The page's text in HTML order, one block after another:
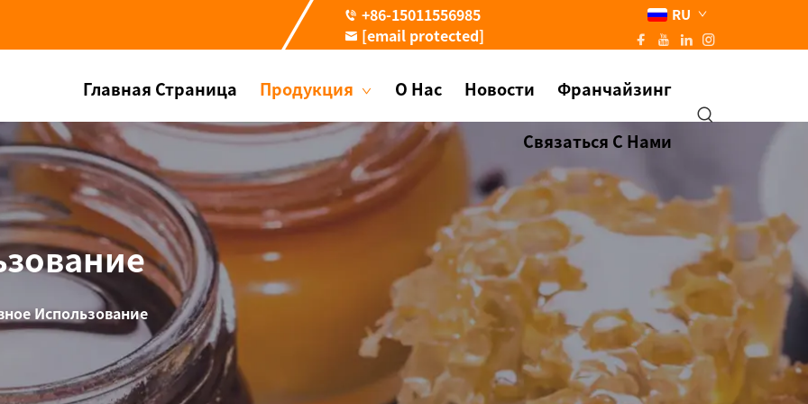
+86-15011556985
[email protected]
RU
Главная Страница Продукция О Нас Новости Франчайзинг
Связаться С Нами
Использование